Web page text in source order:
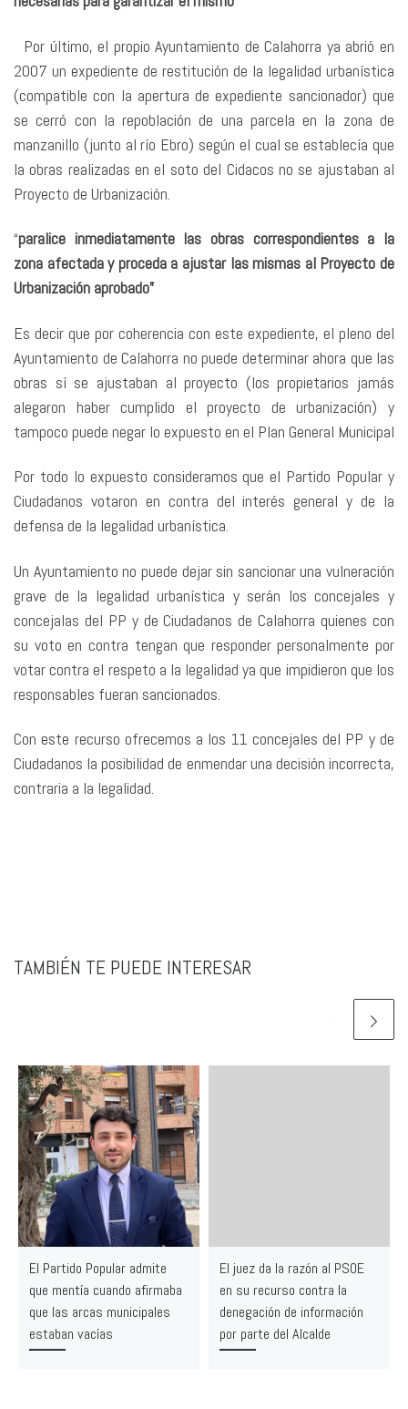
Por último, el propio Ayuntamiento de Calahorra ya abrió en
2007 un expediente de restitución de la legalidad urbanística
(compatible con la apertura de expediente sancionador) que
se cerró con la repoblación de una parcela en la zona de
manzanillo (junto al río Ebro) según el cual se establecía que
la obras realizadas en el soto del Cidacos no se ajustaban al
Proyecto de Urbanización.
“paralice inmediatamente las obras correspondientes a la
zona afectada y proceda a ajustar las mismas al Proyecto de
Urbanización aprobado”
Es decir que por coherencia con este expediente, el pleno del
Ayuntamiento de Calahorra no puede determinar ahora que las
obras sí se ajustaban al proyecto (los propietarios jamás
alegaron haber cumplido el proyecto de urbanización) y
tampoco puede negar lo expuesto en el Plan General Municipal
Por todo lo expuesto consideramos que el Partido Popular y
Ciudadanos votaron en contra del interés general y de la
defensa de la legalidad urbanística.
Un Ayuntamiento no puede dejar sin sancionar una vulneración
grave de la legalidad urbanística y serán los concejales y
concejalas del PP y de Ciudadanos de Calahorra quienes con
su voto en contra tengan que responder personalmente por
votar contra el respeto a la legalidad ya que impidieron que los
responsables fueran sancionados.
Con este recurso ofrecemos a los 11 concejales del PP y de
Ciudadanos la posibilidad de enmendar una decisión incorrecta,
contraria a la legalidad.
TAMBIÉN TE PUEDE INTERESAR
El Partido Popular admite
que mentía cuando afirmaba
que las arcas municipales
estaban vacías
El juez da la razón al PSOE
en su recurso contra la
denegación de información
por parte del Alcalde